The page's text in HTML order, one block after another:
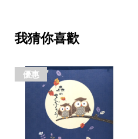
我猜你喜歡
優惠